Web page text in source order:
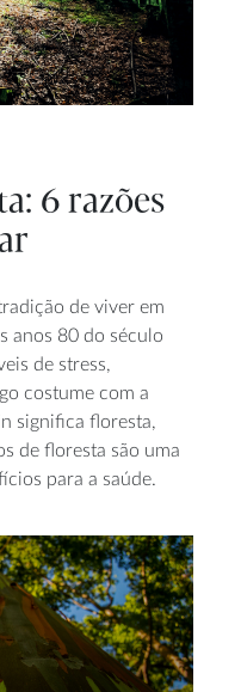
6 razões
de viver em
anos 80 do século
de stress,
costume com a
significa floresta,
de floresta são uma
para a saúde.